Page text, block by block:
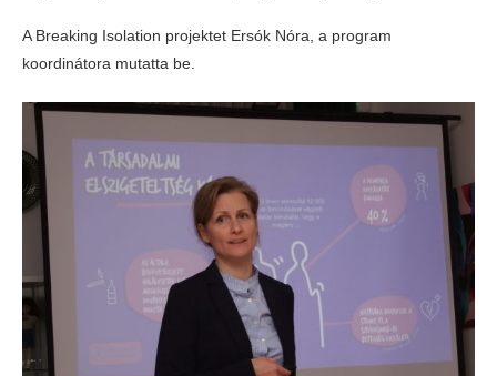
A Breaking Isolation projektet Ersók Nóra, a program
koordinátora mutatta be.